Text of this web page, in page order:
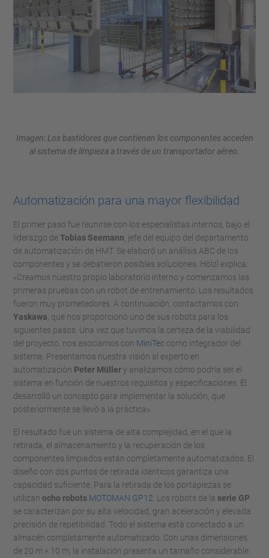
Imagen: Los bastidores que contienen los componentes acceden
al sistema de limpieza a través de un transportador aéreo.
Automatización para una mayor flexibilidad
El primer paso fue reunirse con los especialistas internos, bajo el
liderazgo deTobias Seemann, jefe del equipo del departamento
de automatización de HMT. Se elaboró un análisis ABC de los
componentes y se debatieron posibles soluciones. Hölzl explica:
«Creamos nuestro propio laboratorio interno y comenzamos las
primeras pruebas con un robot de entrenamiento. Los resultados
fueron muy prometedores. A continuación, contactamos con
Yaskawa, que nos proporcionó uno de sus robots para los
siguientes pasos. Una vez que tuvimos la certeza de la viabilidad
del proyecto, nos asociamos con MiniTec como integrador del
sistema. Presentamos nuestra visión al experto en
automatización Peter Müllery analizamos cómo podría ser el
sistema en función de nuestros requisitos y especificaciones. Él
desarrolló un concepto para implementar la solución, que
posteriormente se llevó a la práctica».
El resultado fue un sistema de alta complejidad, en el que la
retirada, el almacenamiento y la recuperación de los
componentes limpiados están completamente automatizados. El
diseño con dos puntos de retirada idénticos garantiza una
capacidad suficiente. Para la retirada de los portapiezas se
utilizan ocho robots MOTOMAN GP12. Los robots de la serie GP
se caracterizan por su alta velocidad, gran aceleración y elevada
precisión de repetibilidad. Todo el sistema está conectado a un
almacén completamente automatizado. Con unas dimensiones
de 20 m × 10 m, la instalación presenta un tamaño considerable.